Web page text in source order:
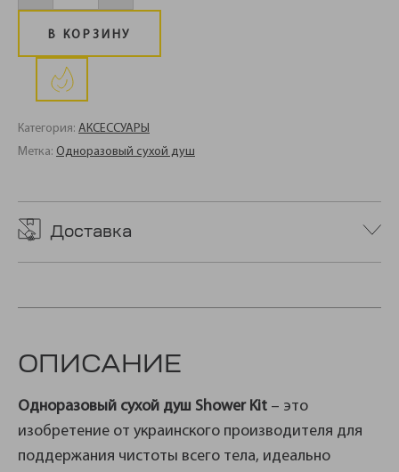
душ
Kit
В КОРЗИНУ
Категория: АКСЕССУАРЫ
Метка: Одноразовый сухой душ
Доставка
ОПИСАНИЕ
Одноразовый сухой душ Shower Kit – это
изобретение от украинского производителя для
поддержания чистоты всего тела, идеально